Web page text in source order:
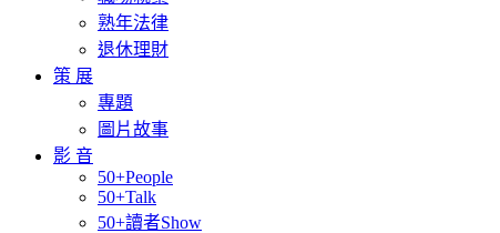
熟年法律
退休理財
策 展
專題
圖片故事
影 音
50+People
50+Talk
50+讀者Show